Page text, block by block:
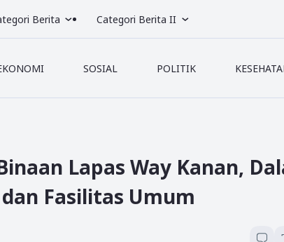
Berita Categori Berita II
SOSIAL POLITIK
Lapas Way Kanan,
Fasilitas Umum